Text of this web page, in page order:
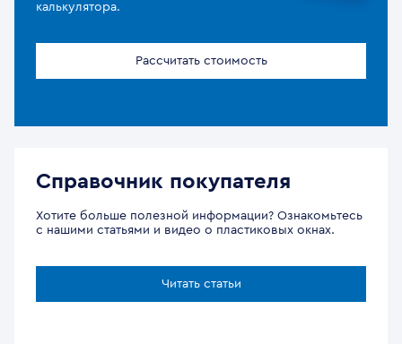
калькулятора.
Рассчитать стоимость
Справочник покупателя
Хотите больше полезной информации? Ознакомьтесь
с нашими статьями и видео о пластиковых окнах.
Читать статьи